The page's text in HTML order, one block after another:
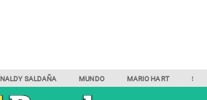
NALDY SALDAÑA MUNDO MARIO HART